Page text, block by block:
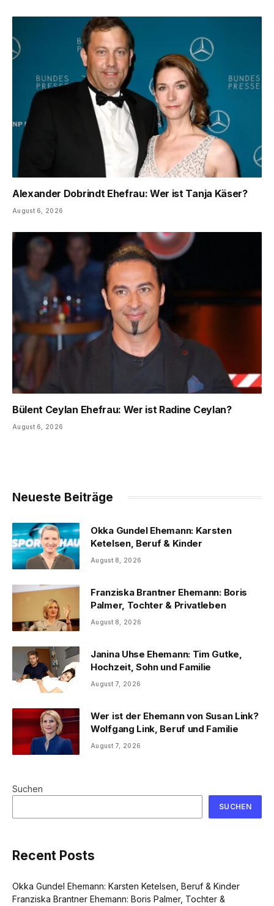
Alexander Dobrindt Ehefrau: Wer ist Tanja Käser?
August 6, 2026
Bülent Ceylan Ehefrau: Wer ist Radine Ceylan?
August 6, 2026
Neueste Beiträge
Okka Gundel Ehemann: Karsten
Ketelsen, Beruf & Kinder
August 8, 2026
Franziska Brantner Ehemann: Boris
Palmer, Tochter & Privatleben
August 8, 2026
Janina Uhse Ehemann: Tim Gutke,
Hochzeit, Sohn und Familie
August 7, 2026
Wer ist der Ehemann von Susan Link?
Wolfgang Link, Beruf und Familie
August 7, 2026
Suchen
SUCHEN
Recent Posts
Okka Gundel Ehemann: Karsten Ketelsen, Beruf & Kinder
Franziska Brantner Ehemann: Boris Palmer, Tochter &